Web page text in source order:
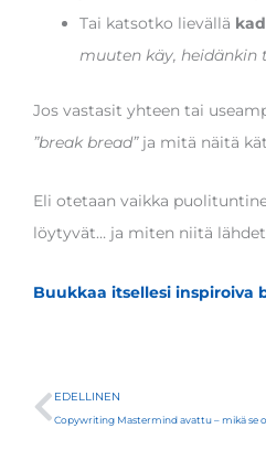
Tai katsotko lievällä
muuten käy, heidänkin
Jos vastasit yhteen tai
”break bread”ja mitä näitä
Eli otetaan vaikka
löytyvät… ja miten niitä
Buukkaa itsellesi inspiroiva
Prev
EDELLINEN
Copywriting Mastermind avattu – mikä se